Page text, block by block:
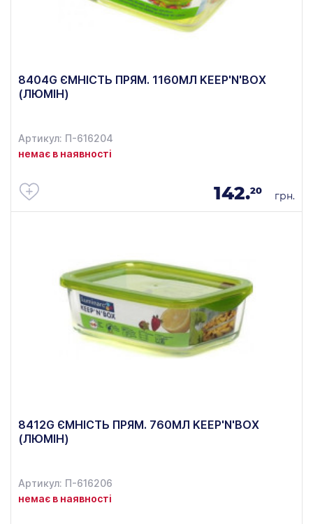
8404G ЄМНІСТЬ ПРЯМ. 1160МЛ KEEP'N'BOX
(ЛЮМІН)
Артикул: П-616204
немає в наявності
142.20 грн.
8412G ЄМНІСТЬ ПРЯМ. 760МЛ KEEP'N'BOX
(ЛЮМІН)
Артикул: П-616206
немає в наявності